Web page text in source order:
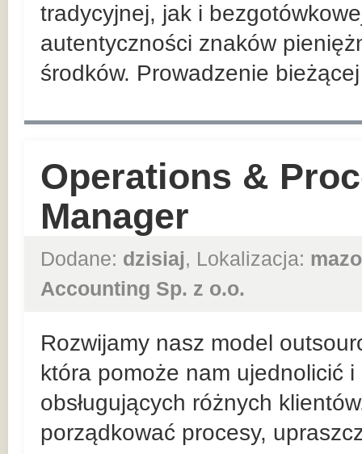
tradycyjnej, jak i
autentyczności znaków
środków. Prowadzenie
Operations &
Manager
Dodane: dzisiaj, Lokalizacja:
Accounting Sp. z o.o.
Rozwijamy nasz model
która pomoże nam ujednolicić
obsługujących różnych
porządkować procesy,